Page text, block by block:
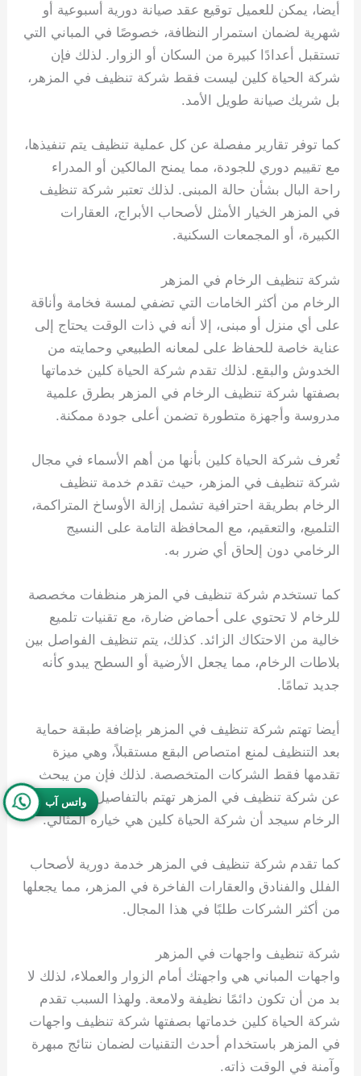
أيضا، يمكن للعميل توقيع عقد صيانة دورية أسبوعية أو
شهرية لضمان استمرار النظافة، خصوصًا في المباني التي
تستقبل أعدادًا كبيرة من السكان أو الزوار. لذلك فإن
شركة الحياة كلين ليست فقط شركة تنظيف في المزهر،
بل شريك صيانة طويل الأمد.
كما توفر تقارير مفصلة عن كل عملية تنظيف يتم تنفيذها،
مع تقييم دوري للجودة، مما يمنح المالكين أو المدراء
راحة البال بشأن حالة المبنى. لذلك تعتبر شركة تنظيف
في المزهر الخيار الأمثل لأصحاب الأبراج، العقارات
الكبيرة، أو المجمعات السكنية.
شركة تنظيف الرخام في المزهر
الرخام من أكثر الخامات التي تضفي لمسة فخامة وأناقة
على أي منزل أو مبنى، إلا أنه في ذات الوقت يحتاج إلى
عناية خاصة للحفاظ على لمعانه الطبيعي وحمايته من
الخدوش والبقع. لذلك تقدم شركة الحياة كلين خدماتها
بصفتها شركة تنظيف الرخام في المزهر بطرق علمية
مدروسة وأجهزة متطورة تضمن أعلى جودة ممكنة.
تُعرف شركة الحياة كلين بأنها من أهم الأسماء في مجال
شركة تنظيف في المزهر، حيث تقدم خدمة تنظيف
الرخام بطريقة احترافية تشمل إزالة الأوساخ المتراكمة،
التلميع، والتعقيم، مع المحافظة التامة على النسيج
الرخامي دون إلحاق أي ضرر به.
كما تستخدم شركة تنظيف في المزهر منظفات مخصصة
للرخام لا تحتوي على أحماض ضارة، مع تقنيات تلميع
خالية من الاحتكاك الزائد. كذلك، يتم تنظيف الفواصل بين
بلاطات الرخام، مما يجعل الأرضية أو السطح يبدو كأنه
جديد تمامًا.
أيضا تهتم شركة تنظيف في المزهر بإضافة طبقة حماية
بعد التنظيف لمنع امتصاص البقع مستقبلاً، وهي ميزة
تقدمها فقط الشركات المتخصصة. لذلك فإن من يبحث
عن شركة تنظيف في المزهر تهتم بالتفاصيل الدقيقة في
الرخام سيجد أن شركة الحياة كلين هي خياره المثالي.
كما تقدم شركة تنظيف في المزهر خدمة دورية لأصحاب
الفلل والفنادق والعقارات الفاخرة في المزهر، مما يجعلها
من أكثر الشركات طلبًا في هذا المجال.
شركة تنظيف واجهات في المزهر
واجهات المباني هي واجهتك أمام الزوار والعملاء، لذلك لا
بد من أن تكون دائمًا نظيفة ولامعة. ولهذا السبب تقدم
شركة الحياة كلين خدماتها بصفتها شركة تنظيف واجهات
في المزهر باستخدام أحدث التقنيات لضمان نتائج مبهرة
وآمنة في الوقت ذاته.
واتس آب